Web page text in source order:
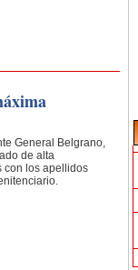
General Belgrano,
de alta
con los apellidos